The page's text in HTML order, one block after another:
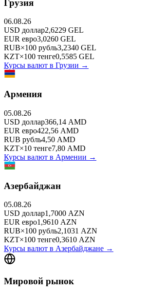
Грузия
06.08.26
USD доллар2,6229 GEL
EUR евро3,0260 GEL
RUB×100 рубль3,2340 GEL
KZT×100 тенге0,5585 GEL
Курсы валют в Грузии →
Армения
05.08.26
USD доллар366,14 AMD
EUR евро422,56 AMD
RUB рубль4,50 AMD
KZT×10 тенге7,80 AMD
Курсы валют в Армении →
Азербайджан
05.08.26
USD доллар1,7000 AZN
EUR евро1,9610 AZN
RUB×100 рубль2,1031 AZN
KZT×100 тенге0,3610 AZN
Курсы валют в Азербайджане →
Мировой рынок